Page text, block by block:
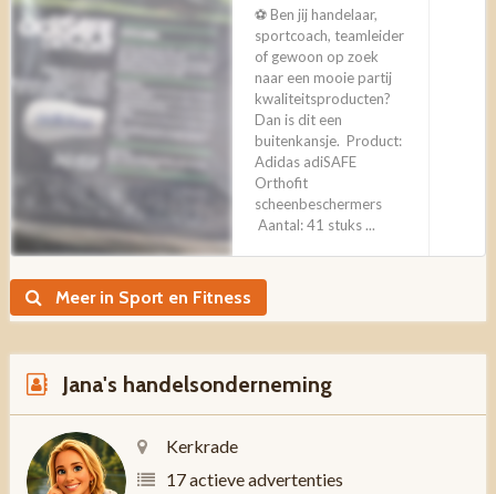
⚽️ Ben jij handelaar,
sportcoach, teamleider
of gewoon op zoek
naar een mooie partij
kwaliteitsproducten?
Dan is dit een
buitenkansje. Product:
Adidas adiSAFE
Orthofit
scheenbeschermers
Aantal: 41 stuks ...
Meer in Sport en Fitness
Jana's handelsonderneming
Kerkrade
17 actieve advertenties